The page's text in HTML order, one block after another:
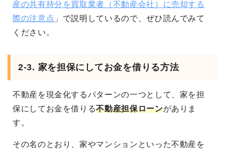
産の共有持分を買取業者（不動産会社）に売却する
際の注意点 」で説明しているので、ぜひ読んでみて
ください。
2-3. 家を担保にしてお金を借りる方法
不動産を現金化するパターンの一つとして、家を担
保にしてお金を借りる不動産担保ローンがありま
す。
その名のとおり、家やマンションといった不動産を